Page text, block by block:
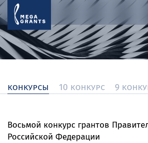
конкурсы 10 конкурс 9
Восьмой конкурс грантов
Российской Федерации